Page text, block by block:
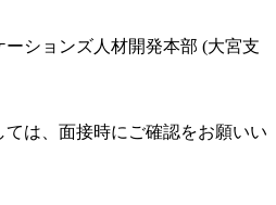
ションズ人材開発本部 (大宮支
は、面接時にご確認をお願いい